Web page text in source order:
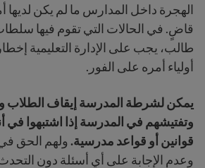
الهجرة داخل المدارس ما لم يكن
قاضٍ. في الحالات التي تقوم فيها
طالب، يجب على الإدارة التعليمية
أولياء أمره على الفور.
يمكن لشرطة المدرسة إيقاف الطلاب
وتفتيشهم في المدرسة إذا اشتبهوا في
قوانين أو قواعد مدرسية.ولهم الحق
وعدم الإجابة على أي أسئلة دون التحدث